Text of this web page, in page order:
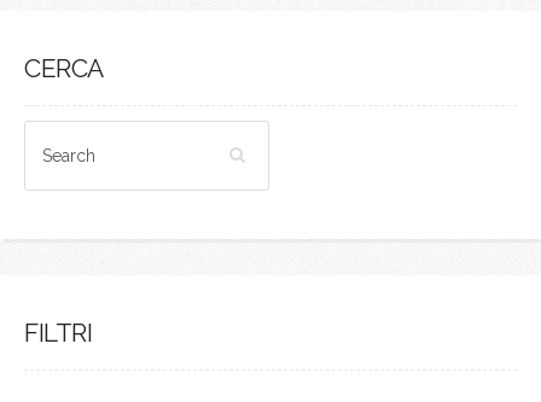
CERCA
FILTRI